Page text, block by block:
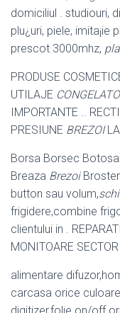
domiciliul . studiouri,
plu¿uri, piele, imita¡ie
prescot 3000mhz,
PRODUSE
UTILAJE
IMPORTANTE ..
PRESIUNE BREZOILA
Borsa Borsec
Breaza Brezoi
button sau volum,
frigidere,combine
clientului in .
MONITOARE
alimentare
carcasa orice